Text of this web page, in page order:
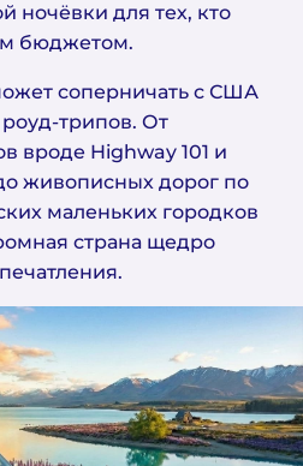
ночёвки для тех, кто
бюджетом.
соперничать с США
роуд-трипов. От
вроде Highway 101 и
живописных дорог по
маленьких городков
страна щедро